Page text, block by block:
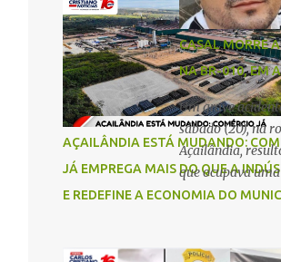
AÇAILÂNDIA ESTÁ MUDANDO:
JÁ EMPREGA MAIS DO QUE A
E REDEFINE A ECONOMIA DO
caçamba. Com o
não resistiu aos
ainda no local.
identificadas
Ronaldo de
acionadas, mas
de constatar os
Federal (PRF)
o tráfego e
CASAL MORRE
NA BR-010, EM
Um grave
sábado (20), na
Açailândia,
que ocupava
envolveu uma